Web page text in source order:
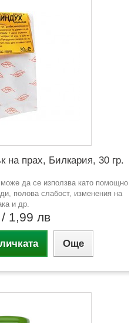
на прах, Билкария, 30 гр.
да се използва като помощно
полова слабост, изменения на
и др.
/ 1,99 лв
Още